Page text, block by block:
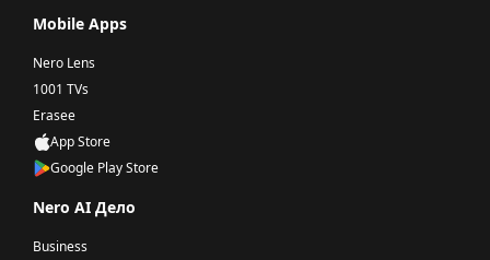
Mobile Apps
Nero Lens
1001 TVs
Erasee
App Store
Google Play Store
Nero AI Дело
Business